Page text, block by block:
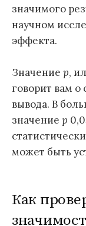
значимого
научном
эффекта.
Значение p,
говорит вам о
вывода. В
значение p
может быть
Как